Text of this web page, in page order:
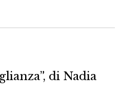
di Nadia